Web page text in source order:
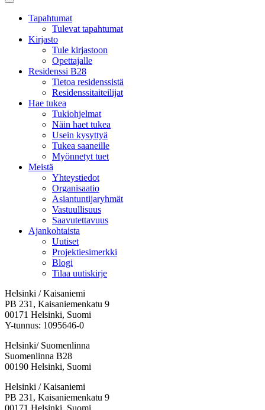
Sulje
päävalikkoTapahtumat
Tulevat tapahtumat
Kirjasto
Tule kirjastoon
Opettajalle
Residenssi B28
Tietoa residenssistä
Residenssitaiteilijat
Hae tukea
Tukiohjelmat
Näin haet tukea
Usein kysyttyä
Tukea saaneille
Myönnetyt tuet
Meistä
Yhteystiedot
Organisaatio
Asiantuntijaryhmät
Vastuullisuus
Saavutettavuus
Ajankohtaista
Uutiset
Projektiesimerkki
Blogi
Tilaa uutiskirje
Helsinki / Kaisaniemi
PB 231, Kaisaniemenkatu 9
00171 Helsinki, Suomi
Y-tunnus: 1095646-0
Helsinki/ Suomenlinna
Suomenlinna B28
00190 Helsinki, Suomi
Facebook:
Avataan
uuteen
Instagram:
Avataan
uuteen
TikTok:
Avataan
uuteen
Youtube:
Avataan
uuteen
Vimeo:
Avataan
uuteen
Helsinki / Kaisaniemi
PB 231, Kaisaniemenkatu 9
00171 Helsinki, Suomi